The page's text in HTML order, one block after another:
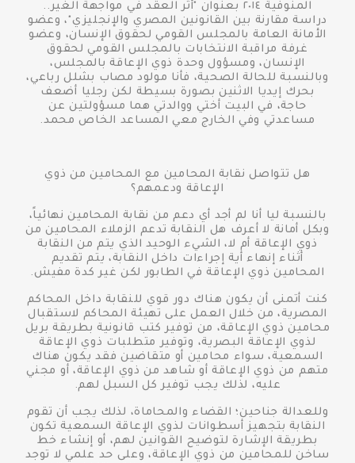
المنوفية ٢٠١٤ بعنوان "أثر العقد في مواجهة الغير..
دراسة مقارنة بين القانونين المصري والإنجليزي"، وعضو
الأمانة العامة بالمجلس القومي لحقوق الإنسان، وعضو
غرفة مراقبة الانتخابات بالمجلس القومي لحقوق
الإنسان، ومسؤول وحدة ذوي الإعاقة بالمجلس،
وبالنسبة للحالة الصحية، فأنا مولود مصاب بشلل رباعي،
بحرك إيديا الاثنين بصورة بسيطة لكن رجليا أضعف
حاجة، في البيت أختي ووالدتي هما مسؤولتين عن
مساعدتي وفي الخارج معي المساعد الخاص محمد.
هل تتواصل نقابة المحامين مع المحامين من ذوي
الإعاقة ودعمهم؟
بالنسبة ليا أنا لم أجد أي دعم من نقابة المحامين نهائياً،
وبكل أمانة لا أعرف هل النقابة تدعم الزملاء المحامين من
ذوي الإعاقة أم لا، الشيء الوحيد الذي يتم من النقابة
أثناء إنهاء أية إجراءات داخل النقابة، يتم تقديم
المحامين ذوي الإعاقة في الطابور لكن غير كدة مفيش.
كنت أتمنى أن يكون هناك دور قوي للنقابة داخل المحاكم
المصرية، من خلال العمل على تهيئة المحاكم لاستقبال
محامين ذوي الإعاقة، من توفير كتب قانونية بطريقة بريل
لذوي الإعاقة البصرية، وتوفير متطلبات ذوي الإعاقة
السمعية، سواء محامين أو متقاضين فقد يكون هناك
متهم من ذوي الإعاقة أو شاهد من ذوي الإعاقة، أو مجني
عليه، لذلك يجب توفير كل السبل لهم.
وللعدالة جناحين؛ القضاء والمحاماة، لذلك يجب أن تقوم
النقابة بتجهيز أسطوانات لذوي الإعاقة السمعية تكون
بطريقة الإشارة لتوضيح القوانين لهم، أو إنشاء خط
ساخن للمحامين من ذوي الإعاقة، وعلى حد علمي لا توجد